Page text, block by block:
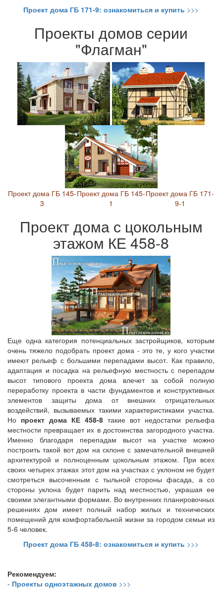
Проект дома ГБ 171-9: ознакомиться и купить >>>
Проекты домов серии
"Флагман"
Проект дома ГБ 145-
3
Проект дома ГБ 145-
1
Проект дома ГБ 171-
9-1
Проект дома с цокольным
этажом КЕ 458-8
Еще одна категория потенциальных застройщиков, которым
очень тяжело подобрать проект дома - это те, у кого участки
имеют рельеф с большими перепадами высот. Как правило,
адаптация и посадка на рельефную местность с перепадом
высот типового проекта дома влечет за собой полную
переработку проекта в части фундаментов и конструктивных
элементов защиты дома от внешних отрицательных
воздействий, вызываемых такими характеристиками участка.
Но проект дома КЕ 458-8 такие вот недостатки рельефа
местности превращает их в достоинства загородного участка.
Именно благодаря перепадам высот на участке можно
построить такой вот дом на склоне с замечательной внешней
архитектурой и полноценным цокольным этажом. При всех
своих четырех этажах этот дом на участках с уклоном не будет
смотреться высоченным с тыльной стороны фасада, а со
стороны уклона будет парить над местностью, украшая ее
своими элегантными формами. Во внутренних планировочных
решениях дом имеет полный набор жилых и технических
помещений для комфортабельной жизни за городом семьи из
5-6 человек.
Проект дома ГБ 458-8: ознакомиться и купить >>>
Рекомендуем:
- Проекты одноэтажных домов >>>